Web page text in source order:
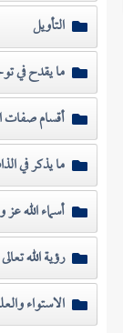
التأويل
ما يقدح في
أقسام صفات
ما يذكر في
أسماء الله
رؤية الله تعالى
الاستواء